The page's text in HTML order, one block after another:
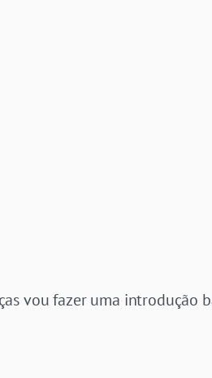
vou fazer uma introdução